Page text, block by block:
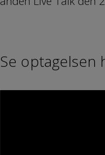
Se optagelsen